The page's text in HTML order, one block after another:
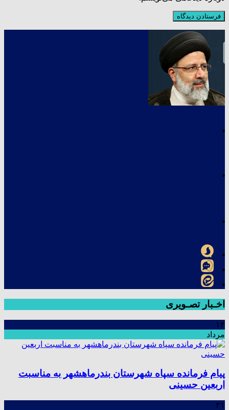
اخـبار تصـویری
۱۳
مرداد
پیام فرمانده سپاه شهرستان بندرماهشهر به مناسبت
اربعین حسینی
۳۱